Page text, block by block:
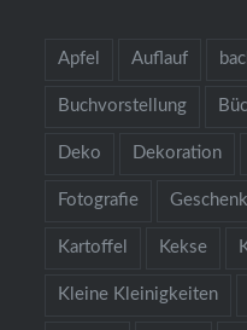
Apfel Auflauf
Buchvorstellung
Deko Dekoration
Fotografie Geschenk
Kartoffel Kekse
Kleine Kleinigkeiten